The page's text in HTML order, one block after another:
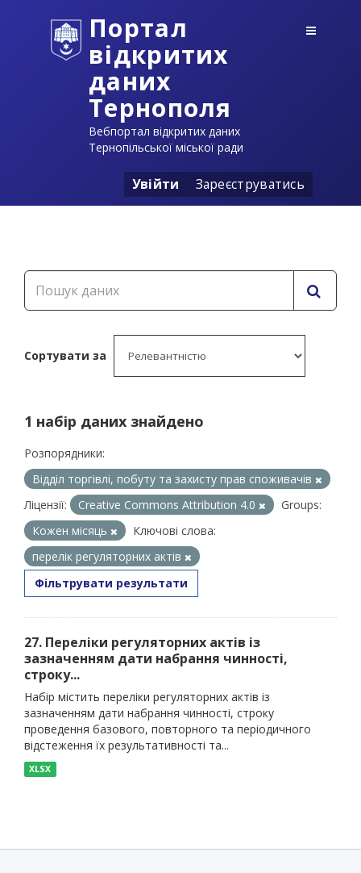
Портал
відкритих
даних
Тернополя
Вебпортал відкритих даних
Тернопільської міської ради
Увійти Зареєструватись
Сортувати за
1 набір даних знайдено
Розпорядники:
Відділ торгівлі, побуту та захисту прав споживачів
Ліцензії:
Creative Commons Attribution 4.0
Groups:
Кожен місяць
Ключові слова:
перелік регуляторних актів
Фільтрувати результати
27. Переліки регуляторних актів із
зазначенням дати набрання чинності,
строку...
Набір містить переліки регуляторних актів із
зазначенням дати набрання чинності, строку
проведення базового, повторного та періодичного
відстеження їх результативності та...
XLSX